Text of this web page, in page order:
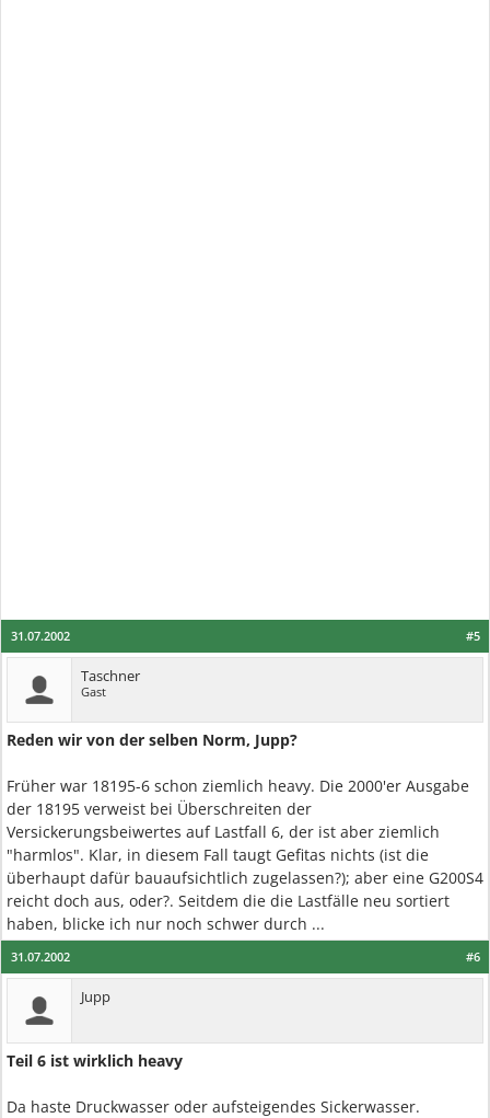
#5
31.07.2002
Taschner
Gast
Reden wir von der selben Norm, Jupp?
Früher war 18195-6 schon ziemlich heavy. Die 2000'er Ausgabe
der 18195 verweist bei Überschreiten der
Versickerungsbeiwertes auf Lastfall 6, der ist aber ziemlich
"harmlos". Klar, in diesem Fall taugt Gefitas nichts (ist die
überhaupt dafür bauaufsichtlich zugelassen?); aber eine G200S4
reicht doch aus, oder?. Seitdem die die Lastfälle neu sortiert
haben, blicke ich nur noch schwer durch ...
#6
31.07.2002
Jupp
Teil 6 ist wirklich heavy
Da haste Druckwasser oder aufsteigendes Sickerwasser.